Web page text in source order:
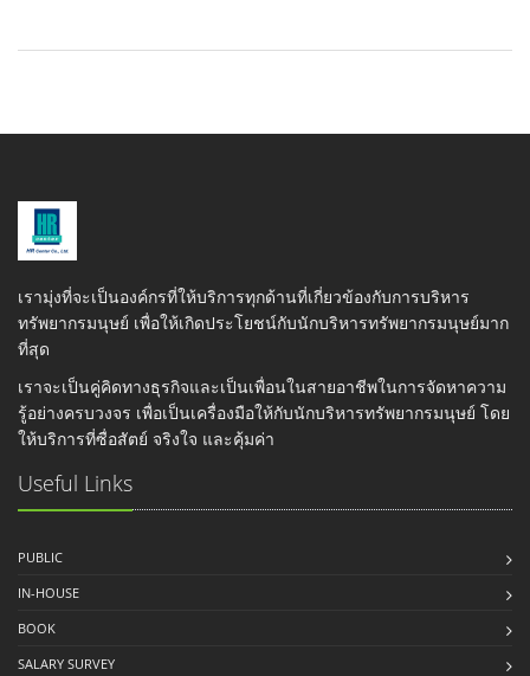
เรามุ่งที่จะเป็นองค์กรที่ให้บริการทุกด้านที่เกี่ยวข้องกับการบริหาร
ทรัพยากรมนุษย์ เพื่อให้เกิดประโยชน์กับนักบริหารทรัพยากรมนุษย์มาก
ที่สุด
เราจะเป็นคู่คิดทางธุรกิจและเป็นเพื่อนในสายอาชีพในการจัดหาความ
รู้อย่างครบวงจร เพื่อเป็นเครื่องมือให้กับนักบริหารทรัพยากรมนุษย์ โดย
ให้บริการที่ซื่อสัตย์ จริงใจ และคุ้มค่า
Useful Links
PUBLIC
IN-HOUSE
BOOK
SALARY SURVEY